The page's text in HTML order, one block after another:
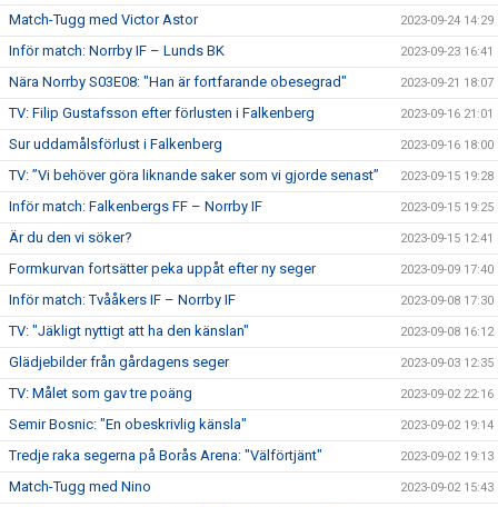
Match-Tugg med Victor Astor 2023-09-24 14:29
Inför match: Norrby IF – Lunds BK 2023-09-23 16:41
Nära Norrby S03E08: "Han är fortfarande obesegrad" 2023-09-21 18:07
TV: Filip Gustafsson efter förlusten i Falkenberg 2023-09-16 21:01
Sur uddamålsförlust i Falkenberg 2023-09-16 18:00
TV: ”Vi behöver göra liknande saker som vi gjorde senast” 2023-09-15 19:28
Inför match: Falkenbergs FF – Norrby IF 2023-09-15 19:25
Är du den vi söker? 2023-09-15 12:41
Formkurvan fortsätter peka uppåt efter ny seger 2023-09-09 17:40
Inför match: Tvååkers IF – Norrby IF 2023-09-08 17:30
TV: "Jäkligt nyttigt att ha den känslan" 2023-09-08 16:12
Glädjebilder från gårdagens seger 2023-09-03 12:35
TV: Målet som gav tre poäng 2023-09-02 22:16
Semir Bosnic: "En obeskrivlig känsla" 2023-09-02 19:14
Tredje raka segerna på Borås Arena: "Välförtjänt" 2023-09-02 19:13
Match-Tugg med Nino 2023-09-02 15:43